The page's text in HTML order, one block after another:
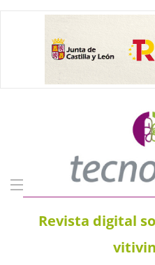
Revista digital